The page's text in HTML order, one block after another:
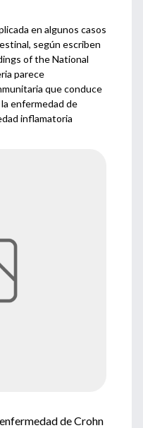
en algunos casos
según escriben
of the National
parece
que conduce
enfermedad de
inflamatoria
de Crohn